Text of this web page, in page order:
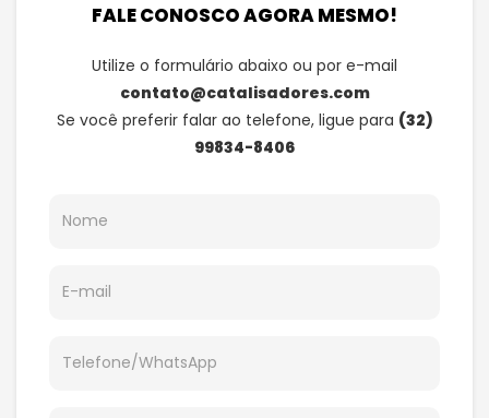
FALE CONOSCO AGORA MESMO!
Utilize o formulário abaixo ou por e-mail
contato@catalisadores.com
Se você preferir falar ao telefone, ligue para (32)
99834-8406